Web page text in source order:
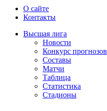
О сайте
Контакты
Высшая лига
Новости
Конкурс прогнозов
Составы
Матчи
Таблица
Статистика
Стадионы